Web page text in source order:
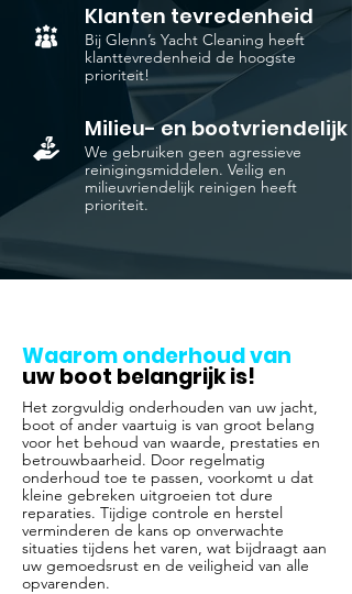
Klanten tevredenheid
Bij Glenn’s Yacht Cleaning heeft
klanttevredenheid de hoogste
prioriteit!
Milieu- en bootvriendelijk
We gebruiken geen agressieve
reinigingsmiddelen. Veilig en
milieuvriendelijk reinigen heeft
prioriteit.
Waarom onderhoud van
uw boot belangrijk is!
Het zorgvuldig onderhouden van uw jacht,
boot of ander vaartuig is van groot belang
voor het behoud van waarde, prestaties en
betrouwbaarheid. Door regelmatig
onderhoud toe te passen, voorkomt u dat
kleine gebreken uitgroeien tot dure
reparaties. Tijdige controle en herstel
verminderen de kans op onverwachte
situaties tijdens het varen, wat bijdraagt aan
uw gemoedsrust en de veiligheid van alle
opvarenden.